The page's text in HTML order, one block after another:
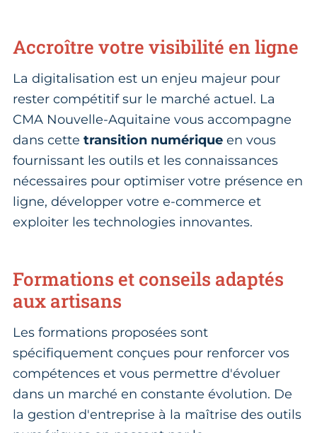
Accroître votre visibilité en ligne
La digitalisation est un enjeu majeur pour
rester compétitif sur le marché actuel. La
CMA Nouvelle-Aquitaine vous accompagne
dans cette transition numérique en vous
fournissant les outils et les connaissances
nécessaires pour optimiser votre présence en
ligne, développer votre e-commerce et
exploiter les technologies innovantes.
Formations et conseils adaptés
aux artisans
Les formations proposées sont
spécifiquement conçues pour renforcer vos
compétences et vous permettre d'évoluer
dans un marché en constante évolution. De
la gestion d'entreprise à la maîtrise des outils